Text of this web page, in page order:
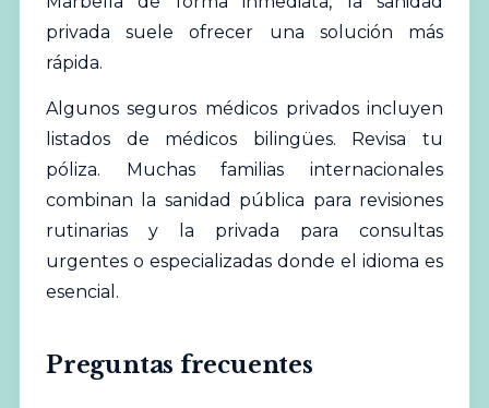
privada suele ofrecer una solución más
rápida.
Algunos seguros médicos privados incluyen
listados de médicos bilingües. Revisa tu
póliza. Muchas familias internacionales
combinan la sanidad pública para revisiones
rutinarias y la privada para consultas
urgentes o especializadas donde el idioma es
esencial.
Preguntas frecuentes